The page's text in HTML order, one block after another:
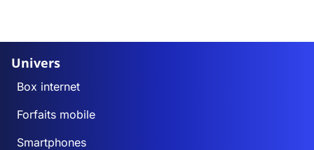
Univers
Box internet
Forfaits mobile
Smartphones